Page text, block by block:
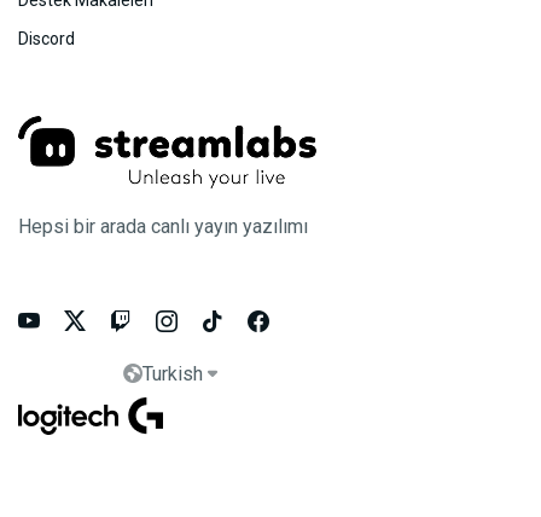
Hepsi bir arada canlı yayın yazılımı
     
Turkish 
Discord